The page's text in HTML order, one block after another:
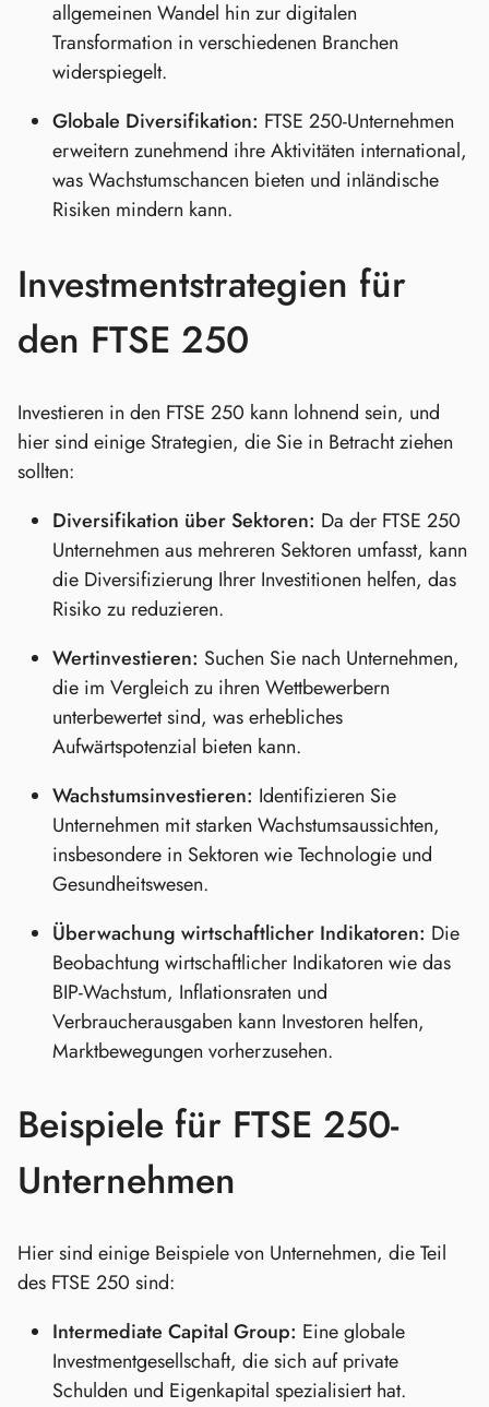
allgemeinen Wandel hin zur digitalen
Transformation in verschiedenen Branchen
widerspiegelt.
Globale Diversifikation: FTSE 250-Unternehmen
erweitern zunehmend ihre Aktivitäten international,
was Wachstumschancen bieten und inländische
Risiken mindern kann.
Investmentstrategien für
den FTSE 250
Investieren in den FTSE 250 kann lohnend sein, und
hier sind einige Strategien, die Sie in Betracht ziehen
sollten:
Diversifikation über Sektoren: Da der FTSE 250
Unternehmen aus mehreren Sektoren umfasst, kann
die Diversifizierung Ihrer Investitionen helfen, das
Risiko zu reduzieren.
Wertinvestieren: Suchen Sie nach Unternehmen,
die im Vergleich zu ihren Wettbewerbern
unterbewertet sind, was erhebliches
Aufwärtspotenzial bieten kann.
Wachstumsinvestieren: Identifizieren Sie
Unternehmen mit starken Wachstumsaussichten,
insbesondere in Sektoren wie Technologie und
Gesundheitswesen.
Überwachung wirtschaftlicher Indikatoren: Die
Beobachtung wirtschaftlicher Indikatoren wie das
BIP-Wachstum, Inflationsraten und
Verbraucherausgaben kann Investoren helfen,
Marktbewegungen vorherzusehen.
Beispiele für FTSE 250-
Unternehmen
Hier sind einige Beispiele von Unternehmen, die Teil
des FTSE 250 sind:
Intermediate Capital Group: Eine globale
Investmentgesellschaft, die sich auf private
Schulden und Eigenkapital spezialisiert hat.